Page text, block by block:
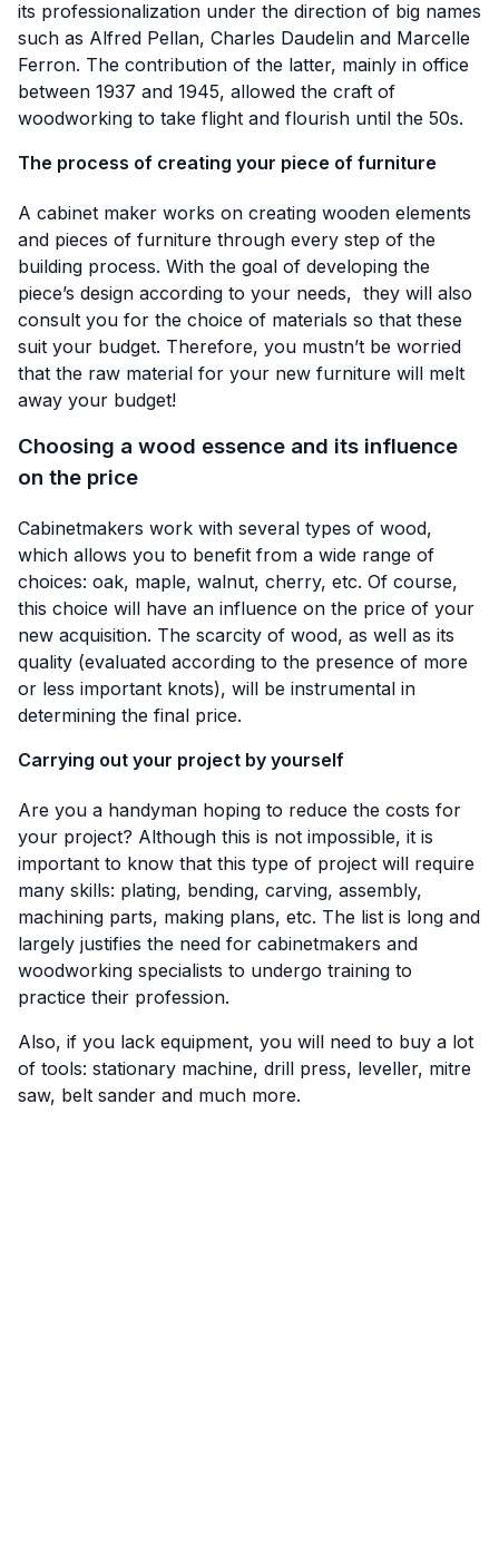
its professionalization under the direction of big names
such as Alfred Pellan, Charles Daudelin and Marcelle
Ferron. The contribution of the latter, mainly in office
between 1937 and 1945, allowed the craft of
woodworking to take flight and flourish until the 50s.
The process of creating your piece of furniture
A cabinet maker works on creating wooden elements
and pieces of furniture through every step of the
building process. With the goal of developing the
piece’s design according to your needs, they will also
consult you for the choice of materials so that these
suit your budget. Therefore, you mustn’t be worried
that the raw material for your new furniture will melt
away your budget!
Choosing a wood essence and its influence
on the price
Cabinetmakers work with several types of wood,
which allows you to benefit from a wide range of
choices: oak, maple, walnut, cherry, etc. Of course,
this choice will have an influence on the price of your
new acquisition. The scarcity of wood, as well as its
quality (evaluated according to the presence of more
or less important knots), will be instrumental in
determining the final price.
Carrying out your project by yourself
Are you a handyman hoping to reduce the costs for
your project? Although this is not impossible, it is
important to know that this type of project will require
many skills: plating, bending, carving, assembly,
machining parts, making plans, etc. The list is long and
largely justifies the need for cabinetmakers and
woodworking specialists to undergo training to
practice their profession.
Also, if you lack equipment, you will need to buy a lot
of tools: stationary machine, drill press, leveller, mitre
saw, belt sander and much more.